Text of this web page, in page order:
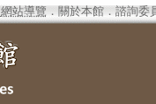
網站導覽 ． 關於本館． 諮詢委